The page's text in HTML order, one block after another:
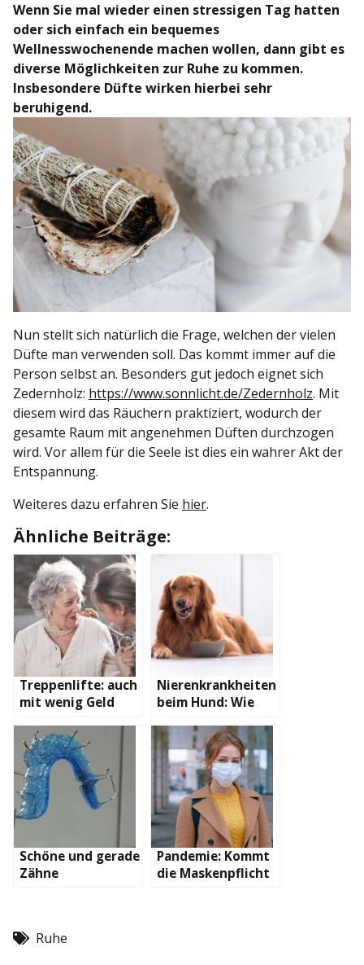
Wenn Sie mal wieder einen stressigen Tag hatten
oder sich einfach ein bequemes
Wellnesswochenende machen wollen, dann gibt es
diverse Möglichkeiten zur Ruhe zu kommen.
Insbesondere Düfte wirken hierbei sehr
beruhigend.
Nun stellt sich natürlich die Frage, welchen der vielen
Düfte man verwenden soll. Das kommt immer auf die
Person selbst an. Besonders gut jedoch eignet sich
Zedernholz: https://www.sonnlicht.de/Zedernholz. Mit
diesem wird das Räuchern praktiziert, wodurch der
gesamte Raum mit angenehmen Düften durchzogen
wird. Vor allem für die Seele ist dies ein wahrer Akt der
Entspannung.
Weiteres dazu erfahren Sie hier.
Ähnliche Beiträge:
Treppenlifte: auch
mit wenig Geld
Nierenkrankheiten
beim Hund: Wie
am besten?
Schöne und gerade
Zähne
Pandemie: Kommt
die Maskenpflicht
Ruhe